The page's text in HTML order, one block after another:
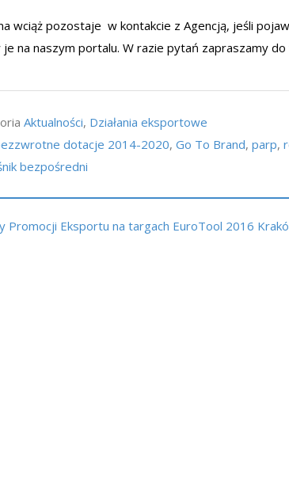
wciąż pozostaje w kontakcie z Agencją, jeśli
je na naszym portalu. W razie pytań zapraszamy do
Aktualności, Działania eksportowe
dotacje 2014-2020, Go To Brand, parp,
bezpośredni
Promocji Eksportu na targach EuroTool 2016